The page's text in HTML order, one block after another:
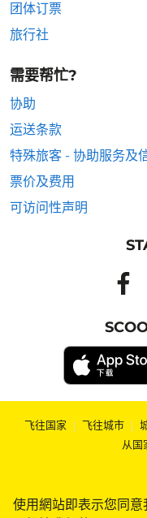
使用網站即表示您同意
团体订票
旅行社
需要帮忙?
协助
运送条款
特殊旅客 - 协助服务及
票价及费用
可访问性声明
飞往国家 | 飞往城市 |
从国